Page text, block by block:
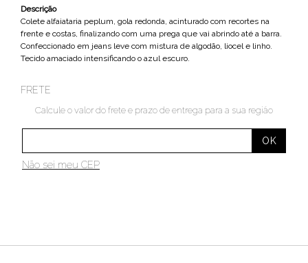
Descrição
Colete alfaiataria peplum, gola redonda, acinturado com recortes na
frente e costas, finalizando com uma prega que vai abrindo até a barra.
Confeccionado em jeans leve com mistura de algodão, liocel e linho.
Tecido amaciado intensificando o azul escuro.
FRETE
Calcule o valor do frete e prazo de entrega para a sua região
Não sei meu CEP